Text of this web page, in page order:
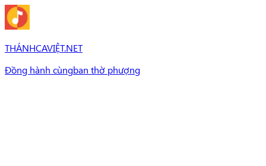
THÁNHCAVIỆT.NET
Đồng hành cùngban thờ phượng